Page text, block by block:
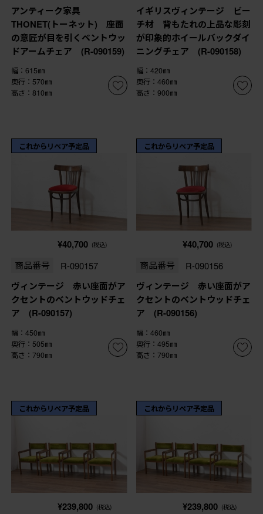
アンティーク家具
THONET(トーネット) 座面
の意匠が目を引くベントウッ
ドアームチェア (R-090159)
幅：615㎜
奥行：570㎜
高さ：810㎜
イギリスヴィンテージ ビー
チ材 背もたれの上品な彫刻
が印象的ホイールバックダイ
ニングチェア (R-090158)
幅：420㎜
奥行：460㎜
高さ：900㎜
これからリペア予定品
¥40,700 (税込)
商品番号 R-090157
ヴィンテージ 赤い座面がア
クセントのベントウッドチェ
ア (R-090157)
幅：450㎜
奥行：505㎜
高さ：790㎜
これからリペア予定品
¥40,700 (税込)
商品番号 R-090156
ヴィンテージ 赤い座面がア
クセントのベントウッドチェ
ア (R-090156)
幅：460㎜
奥行：495㎜
高さ：790㎜
これからリペア予定品
¥239,800 (税込)
これからリペア予定品
¥239,800 (税込)